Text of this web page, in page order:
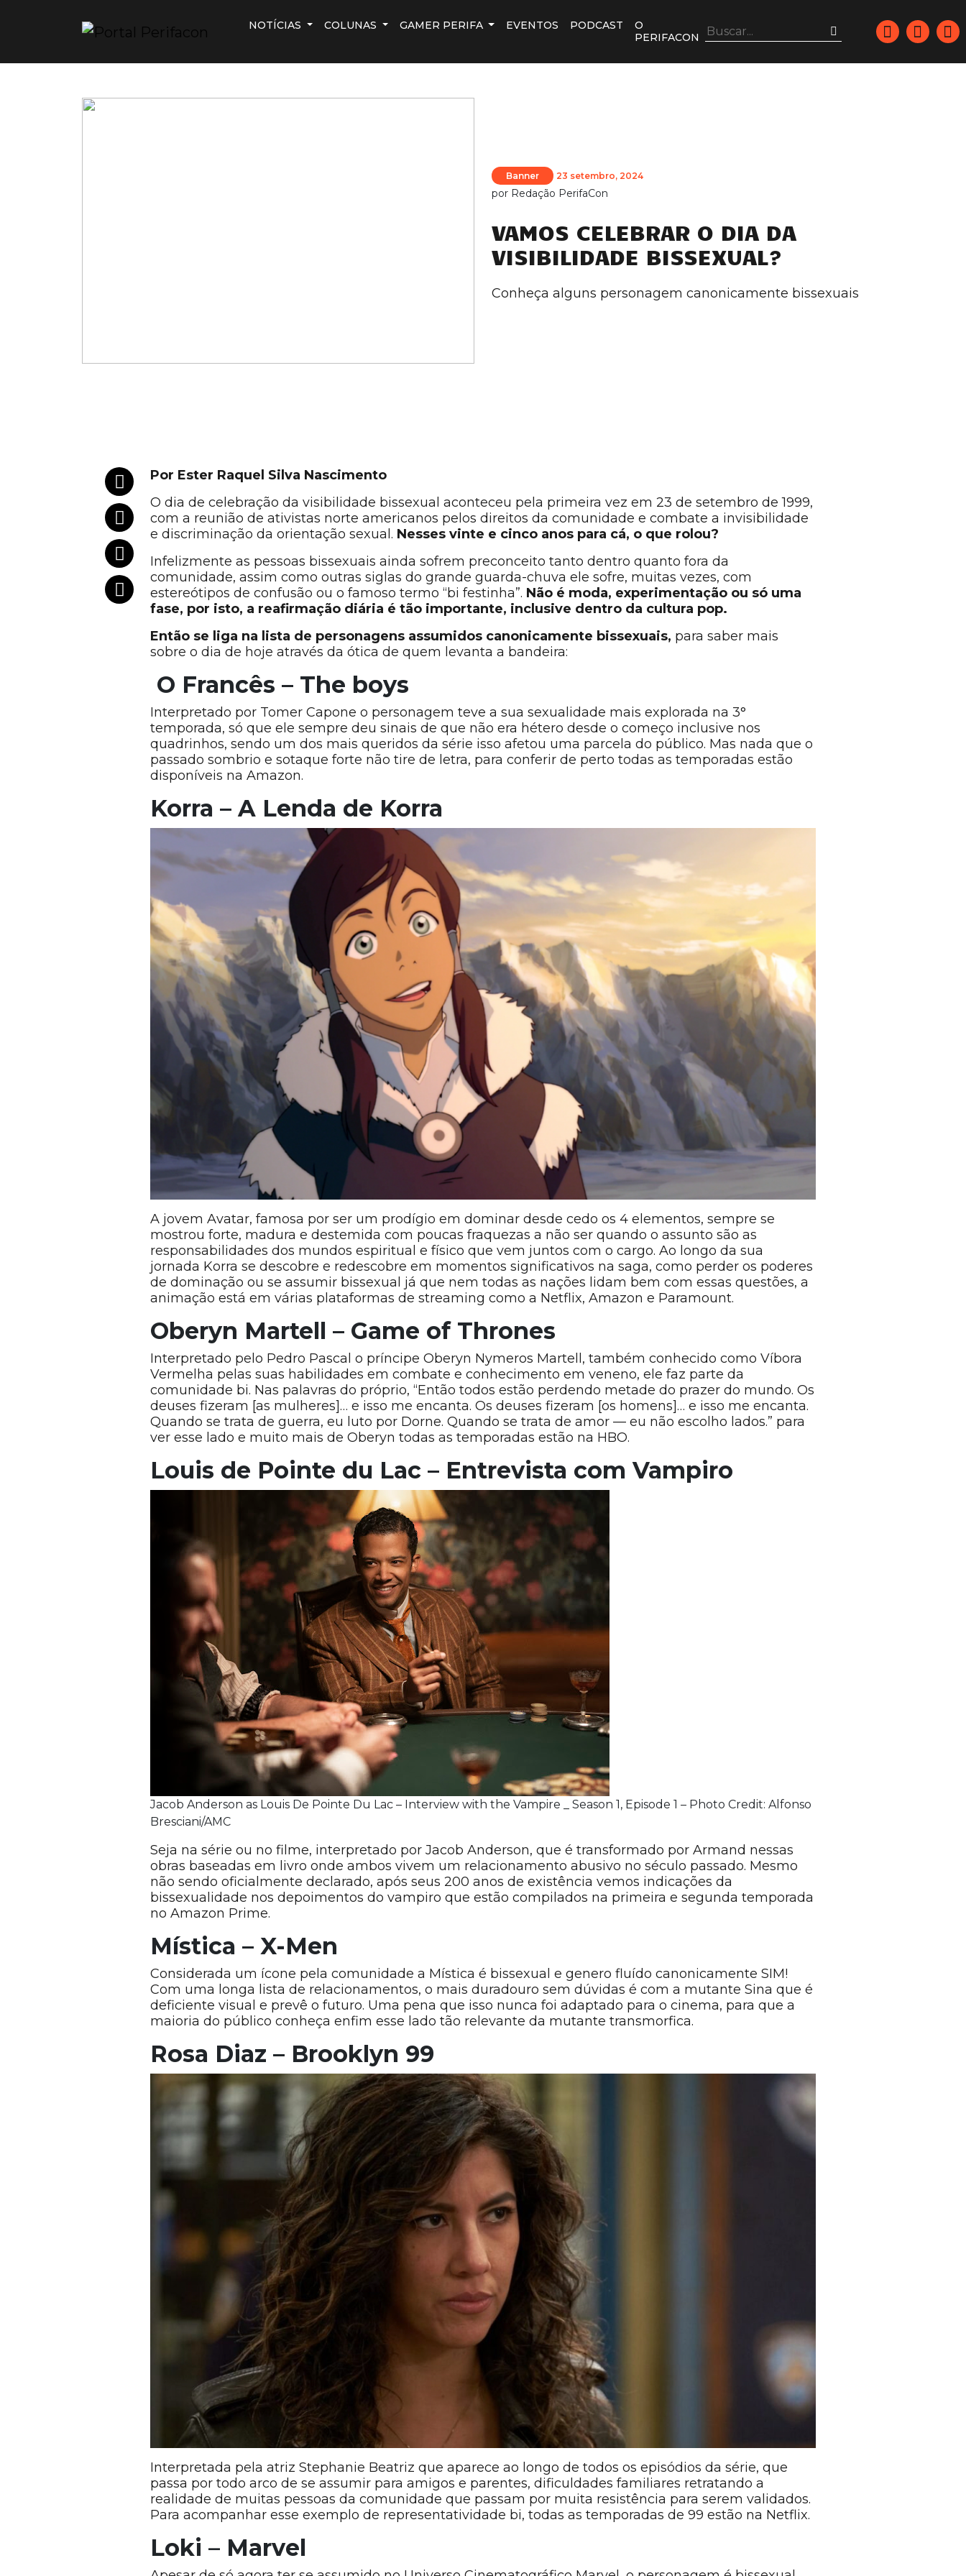
NOTÍCIAS COLUNAS GAMER PERIFA EVENTOS PODCAST
O
PERIFACON
Banner 23 setembro, 2024
por Redação PerifaCon
VAMOS CELEBRAR O DIA DA
VISIBILIDADE BISSEXUAL?
Conheça alguns personagem canonicamente bissexuais
Por Ester Raquel Silva Nascimento
O dia de celebração da visibilidade bissexual aconteceu pela primeira vez em 23 de setembro de 1999,
com a reunião de ativistas norte americanos pelos direitos da comunidade e combate a invisibilidade
e discriminação da orientação sexual. Nesses vinte e cinco anos para cá, o que rolou?
Infelizmente as pessoas bissexuais ainda sofrem preconceito tanto dentro quanto fora da
comunidade, assim como outras siglas do grande guarda-chuva ele sofre, muitas vezes, com
estereótipos de confusão ou o famoso termo “bi festinha”. Não é moda, experimentação ou só uma
fase, por isto, a reafirmação diária é tão importante, inclusive dentro da cultura pop.
Então se liga na lista de personagens assumidos canonicamente bissexuais, para saber mais
sobre o dia de hoje através da ótica de quem levanta a bandeira:
O Francês – The boys
Interpretado por Tomer Capone o personagem teve a sua sexualidade mais explorada na 3°
temporada, só que ele sempre deu sinais de que não era hétero desde o começo inclusive nos
quadrinhos, sendo um dos mais queridos da série isso afetou uma parcela do público. Mas nada que o
passado sombrio e sotaque forte não tire de letra, para conferir de perto todas as temporadas estão
disponíveis na Amazon.
Korra – A Lenda de Korra
A jovem Avatar, famosa por ser um prodígio em dominar desde cedo os 4 elementos, sempre se
mostrou forte, madura e destemida com poucas fraquezas a não ser quando o assunto são as
responsabilidades dos mundos espiritual e físico que vem juntos com o cargo. Ao longo da sua
jornada Korra se descobre e redescobre em momentos significativos na saga, como perder os poderes
de dominação ou se assumir bissexual já que nem todas as nações lidam bem com essas questões, a
animação está em várias plataformas de streaming como a Netflix, Amazon e Paramount.
Oberyn Martell – Game of Thrones
Interpretado pelo Pedro Pascal o príncipe Oberyn Nymeros Martell, também conhecido como Víbora
Vermelha pelas suas habilidades em combate e conhecimento em veneno, ele faz parte da
comunidade bi. Nas palavras do próprio, “Então todos estão perdendo metade do prazer do mundo. Os
deuses fizeram [as mulheres]… e isso me encanta. Os deuses fizeram [os homens]… e isso me encanta.
Quando se trata de guerra, eu luto por Dorne. Quando se trata de amor — eu não escolho lados.” para
ver esse lado e muito mais de Oberyn todas as temporadas estão na HBO.
Louis de Pointe du Lac – Entrevista com Vampiro
Jacob Anderson as Louis De Pointe Du Lac – Interview with the Vampire _ Season 1, Episode 1 – Photo Credit: Alfonso
Bresciani/AMC
Seja na série ou no filme, interpretado por Jacob Anderson, que é transformado por Armand nessas
obras baseadas em livro onde ambos vivem um relacionamento abusivo no século passado. Mesmo
não sendo oficialmente declarado, após seus 200 anos de existência vemos indicações da
bissexualidade nos depoimentos do vampiro que estão compilados na primeira e segunda temporada
no Amazon Prime.
Mística – X-Men
Considerada um ícone pela comunidade a Mística é bissexual e genero fluído canonicamente SIM!
Com uma longa lista de relacionamentos, o mais duradouro sem dúvidas é com a mutante Sina que é
deficiente visual e prevê o futuro. Uma pena que isso nunca foi adaptado para o cinema, para que a
maioria do público conheça enfim esse lado tão relevante da mutante transmorfica.
Rosa Diaz – Brooklyn 99
Interpretada pela atriz Stephanie Beatriz que aparece ao longo de todos os episódios da série, que
passa por todo arco de se assumir para amigos e parentes, dificuldades familiares retratando a
realidade de muitas pessoas da comunidade que passam por muita resistência para serem validados.
Para acompanhar esse exemplo de representatividade bi, todas as temporadas de 99 estão na Netflix.
Loki – Marvel